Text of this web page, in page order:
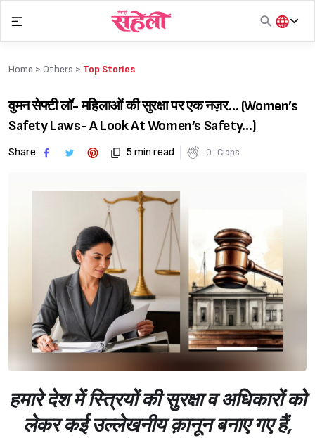
content
हिंदी
Home > Others > Top Stories
वुमन सेफ्टी लॉ- महिलाओं की सुरक्षा पर एक नज़र… (Women’s
Safety Laws- A Look At Women’s Safety…)
Share 5 min read 0 Claps
हमारे देश में स्त्रियों की सुरक्षा व अधिकारों को
लेकर कई उल्लेखनीय क़ानून बनाए गए हैं,